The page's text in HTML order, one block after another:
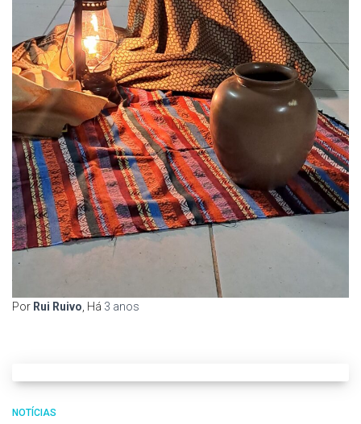
Por Rui Ruivo , Há 3 anos
NOTÍCIAS